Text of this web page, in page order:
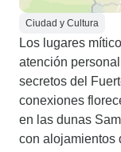
Ciudad y Cultura
Los lugares
atención
secretos del
conexiones
en las dunas
con alojamientos